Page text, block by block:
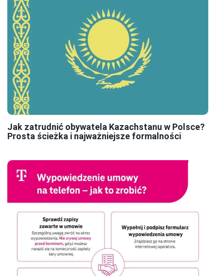
Jak zatrudnić obywatela Kazachstanu w Polsce?
Prosta ścieżka i najważniejsze formalności